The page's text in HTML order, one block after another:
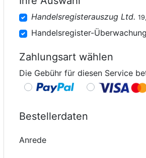
Handelsregisterauszug Ltd.
Handelsregister-
Zahlungsart wählen
Die Gebühr für diesen Service
Bestellerdaten
Anrede